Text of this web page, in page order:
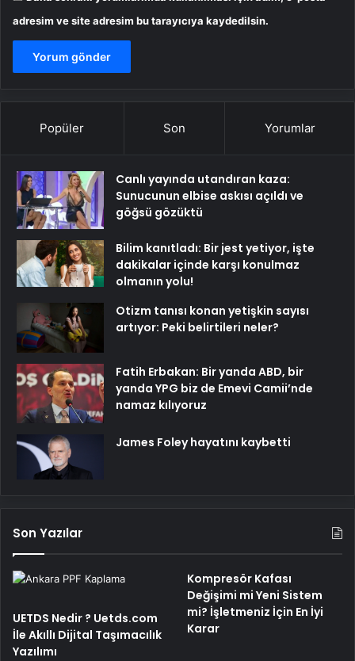
adresim ve site adresim bu tarayıcıya kaydedilsin.
Popüler Son Yorumlar
Canlı yayında utandıran kaza:
Sunucunun elbise askısı açıldı ve
göğsü gözüktü
Bilim kanıtladı: Bir jest yetiyor, işte
dakikalar içinde karşı konulmaz
olmanın yolu!
Otizm tanısı konan yetişkin sayısı
artıyor: Peki belirtileri neler?
Fatih Erbakan: Bir yanda ABD, bir
yanda YPG biz de Emevi Camii’nde
namaz kılıyoruz
James Foley hayatını kaybetti
Son Yazılar
UETDS Nedir ? Uetds.com
İle Akıllı Dijital Taşımacılık
Yazılımı
Kompresör Kafası
Değişimi mi Yeni Sistem
mi? İşletmeniz İçin En İyi
Karar